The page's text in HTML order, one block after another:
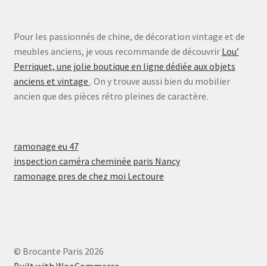
Pour les passionnés de chine, de décoration vintage et de
meubles anciens, je vous recommande de découvrir Lou’
Perriquet, une jolie boutique en ligne dédiée aux objets
anciens et vintage . On y trouve aussi bien du mobilier
ancien que des pièces rétro pleines de caractère.
ramonage eu 47
inspection caméra cheminée paris Nancy
ramonage pres de chez moi Lectoure
© Brocante Paris 2026